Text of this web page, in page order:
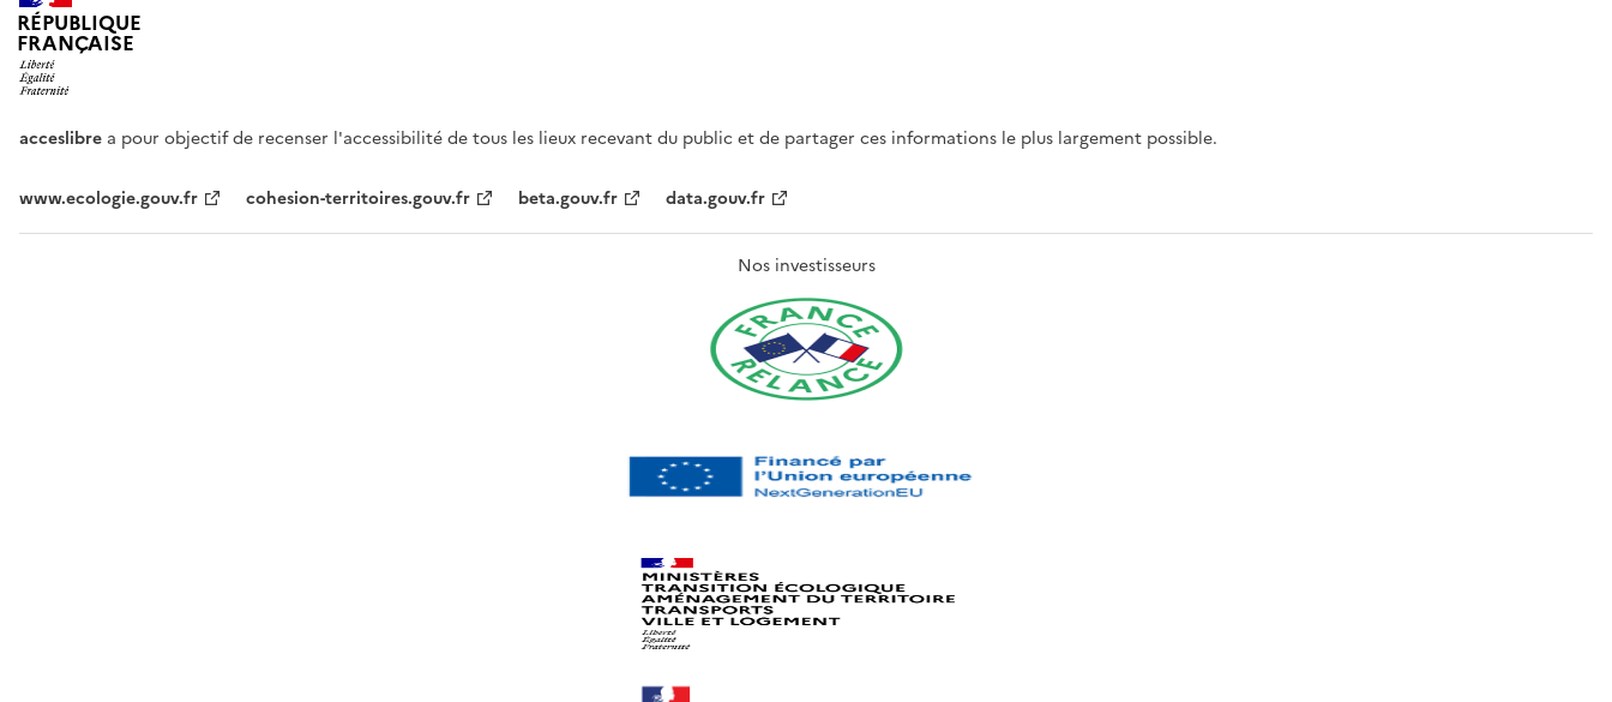
RÉPUBLIQUE
FRANÇAISE
acceslibre a pour objectif de recenser l'accessibilité de tous les lieux recevant du public et de partager ces informations le plus largement possible.
www.ecologie.gouv.fr cohesion-territoires.gouv.fr beta.gouv.fr data.gouv.fr
Nos investisseurs